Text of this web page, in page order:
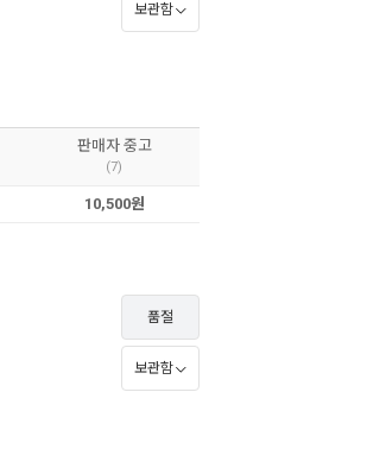
보관함
판매자 중고
(7)
10,500원
품절
보관함